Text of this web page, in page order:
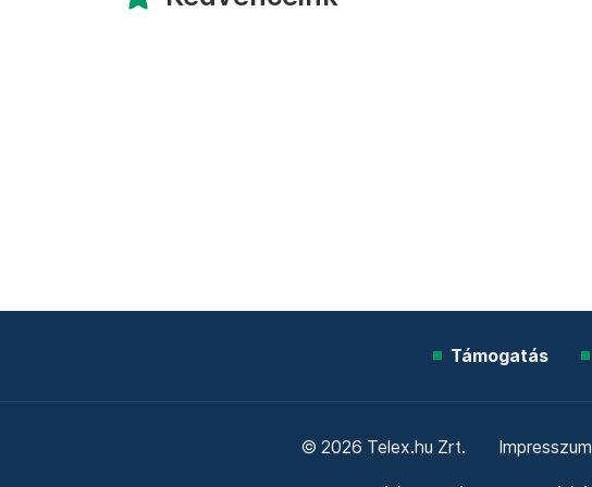
Támogatás
© 2026 Telex.hu Zrt. Impresszum